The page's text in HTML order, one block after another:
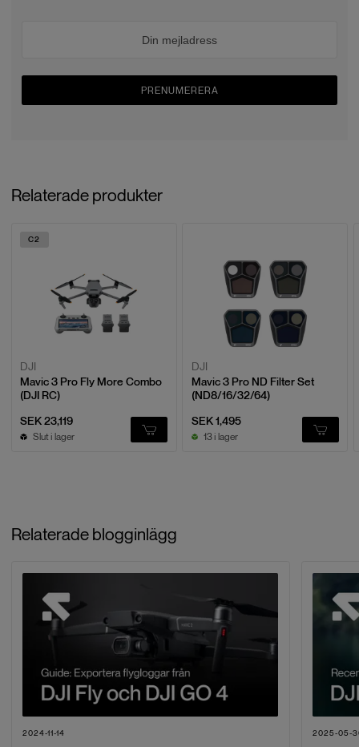
PRENUMERERA
Relaterade produkter
C2
DJI
Mavic 3 Pro Fly More Combo
(DJI RC)
SEK 23,119
Slut i lager
DJI
Mavic 3 Pro ND Filter Set
(ND8/16/32/64)
SEK 1,495
13 i lager
Relaterade blogginlägg
2024-11-14 2025-05-